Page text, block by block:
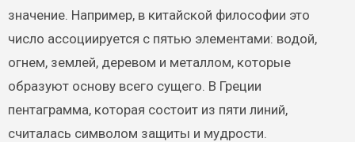
значение. Например, в китайской философии это
число ассоциируется с пятью элементами: водой,
огнем, землей, деревом и металлом, которые
образуют основу всего сущего. В Греции
пентаграмма, которая состоит из пяти линий,
считалась символом защиты и мудрости.